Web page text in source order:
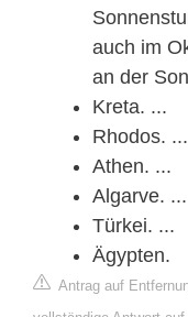
auch im
an der
Kreta. ...
Rhodos. ...
Athen. ...
Algarve. ...
Türkei. ...
Ägypten.
Antrag auf